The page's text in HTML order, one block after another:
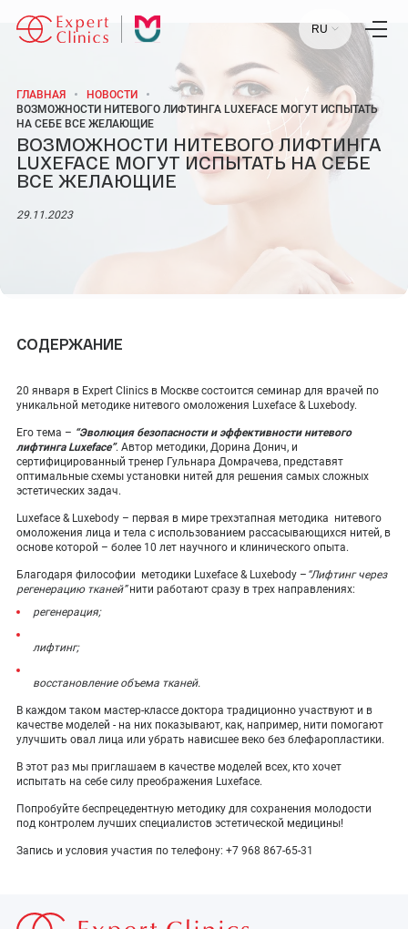
Главная
Услуги
Специалисты
Лаборатория
Статьи
Контакты
ПН-ПТ:
МОСКВА, УЛ. СТАРОВОЛЫНСКАЯ, 12 К1.
ПОКАЗАТЬ НА КАРТЕ
ADMIN@EXPERTCLINICS.RU
RU
ГЛАВНАЯ
НОВОСТИ
ВОЗМОЖНОСТИ НИТЕВОГО ЛИФТИНГА LUXEFACE МОГУТ ИСПЫТАТЬ
НА СЕБЕ ВСЕ ЖЕЛАЮЩИЕ
ВОЗМОЖНОСТИ НИТЕВОГО ЛИФТИНГА
LUXEFACE МОГУТ ИСПЫТАТЬ НА СЕБЕ
ВСЕ ЖЕЛАЮЩИЕ
29.11.2023
СОДЕРЖАНИЕ
20 января в Expert Clinics в Москве состоится семинар для врачей по
уникальной методике нитевого омоложения Luxeface & Luxebody.
Его тема – “Эволюция безопасности и эффективности нитевого
лифтинга Luxeface”. Автор методики, Дорина Донич, и
сертифицированный тренер Гульнара Домрачева, представят
оптимальные схемы установки нитей для решения самых сложных
эстетических задач.
Luxeface & Luxebody – первая в мире трехэтапная методика нитевого
омоложения лица и тела с использованием рассасывающихся нитей, в
основе которой – более 10 лет научного и клинического опыта.
Благодаря философии методики Luxeface & Luxebody – “Лифтинг через
регенерацию тканей”нити работают сразу в трех направлениях:
регенерация;
лифтинг;
восстановление объема тканей.
В каждом таком мастер-классе доктора традиционно участвуют и в
качестве моделей - на них показывают, как, например, нити помогают
улучшить овал лица или убрать нависшее веко без блефаропластики.
В этот раз мы приглашаем в качестве моделей всех, кто хочет
испытать на себе силу преображения Luxeface.
Попробуйте беспрецедентную методику для сохранения молодости
под контролем лучших специалистов эстетической медицины!
Запись и условия участия по телефону: +7 968 867-65-31